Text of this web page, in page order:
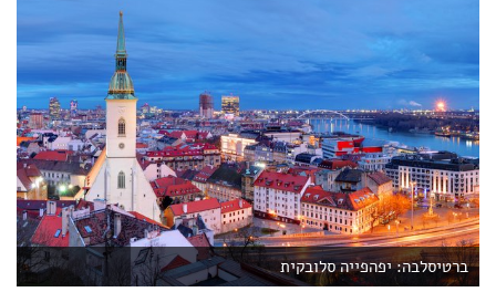
ברטיסלבה: יפהפייה סלובקית